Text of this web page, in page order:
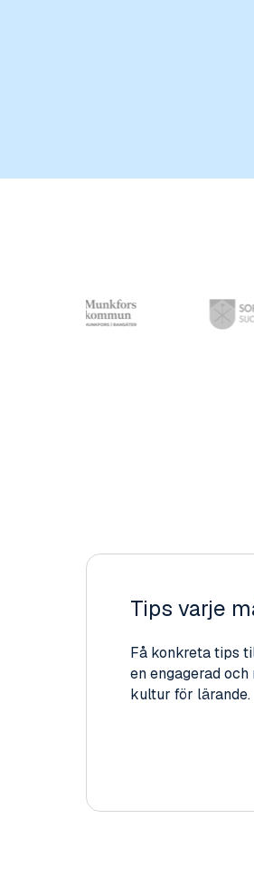
Tips varje
Få konkreta tips
en engagerad
kultur för lärande.